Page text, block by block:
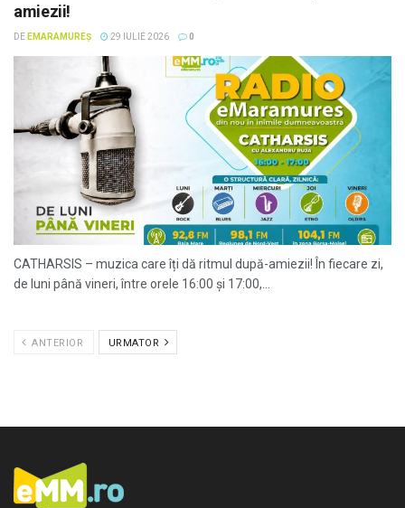
amiezii!
DE EMARAMUREȘ 29 IULIE 2026 0
CATHARSIS – muzica care îți dă ritmul după-amiezii! În fiecare zi,
de luni până vineri, între orele 16:00 și 17:00,...
ANTERIOR URMATOR